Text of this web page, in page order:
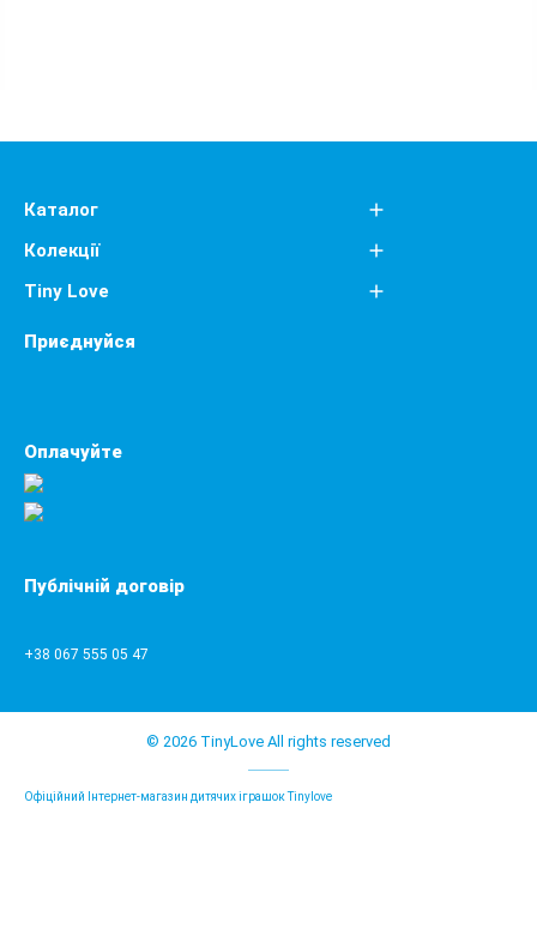
Каталог
Колекції
Tiny Love
Приєднуйся
Оплачуйте
Публічній договір
+38 067 555 05 47
© 2026 TinyLove All rights reserved
Офіційний Інтернет-магазин дитячих іграшок Tinylove